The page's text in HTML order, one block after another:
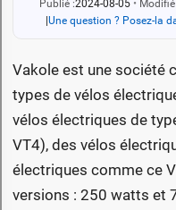
Publié :2024-08-05 • Modifié
Une question ? Posez-la
Vakole est une société
types de vélos
vélos électriques de
VT4), des vélos
électriques comme ce
versions : 250 watts et